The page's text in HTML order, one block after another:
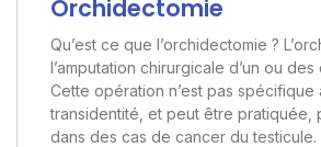
Orchidectomie
Qu’est ce que l’orchidectomie ?
l’amputation chirurgicale d’un ou
Cette opération n’est pas spécifique
transidentité, et peut être pratiquée,
dans des cas de cancer du